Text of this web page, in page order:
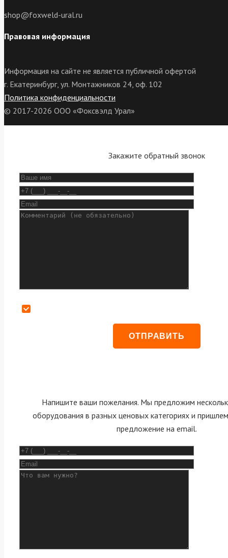
shop@foxweld-ural.ru
Правовая информация
Информация на сайте не является публичной офертой
г. Екатеринбург, ул. Монтажников 24, оф. 102
Политика конфиденциальности
© 2017-2026 ООО «Фоксвэлд Урал»
Закажите обратный звонок
Напишите ваши пожелания. Мы предложим
оборудования в разных ценовых категориях и
предложение на email.